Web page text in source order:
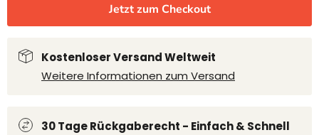
Jetzt zum Checkout
Kostenloser Versand Weltweit
Weitere Informationen zum Versand
30 Tage Rückgaberecht - Einfach & Schnell